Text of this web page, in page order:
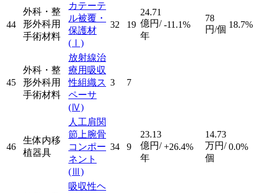
44
外科・整
形外科用
手術材料
カテーテ
ル被覆・
保護材
(Ⅰ)
32 19
24.71
億円/
年
-11.1%
78
円/個 18.7%
45
外科・整
形外科用
手術材料
放射線治
療用吸収
性組織ス
ペーサ
(Ⅳ)
3 7
46
生体内移
植器具
人工肩関
節上腕骨
コンポー
ネント
(Ⅲ)
34 9
23.13
億円/
年
+26.4%
14.73
万円/
個
0.0%
吸収性ヘ